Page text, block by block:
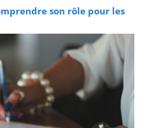
son rôle pour les